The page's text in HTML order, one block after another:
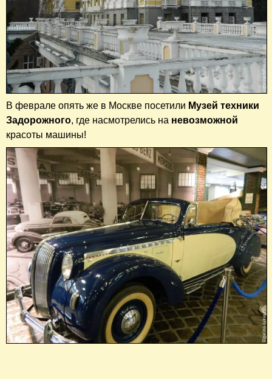
В феврале опять же в Москве посетили Музей техники
Задорожного, где насмотрелись на невозможной
красоты машины!